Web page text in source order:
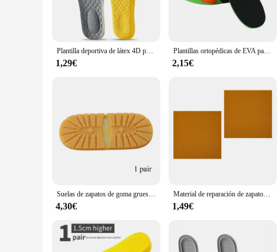
Plantilla deportiva de látex 4D para hombre y mujer, zapatillas de deporte, almohadillas para zapatos para verano, plantillas suaves y transpirables de alta elasticidad para correr, suela con cojín de aire
1,29€
Plantillas ortopédicas de EVA para pies, almohadilla para el pie del arco, tipo X/O, pie plano, plantillas cómodas elásticas con absorción de impacto
2,15€
Suelas de zapatos de goma gruesas para hombres, zapatos de negocios de cuero, antideslizantes, resistentes al desgaste, reparación de suela de repuesto DIY, almohadilla de alfombrilla
4,30€
Material de reparación de zapatos resistente al desgaste, reemplazo de suela de suelas DIY, accesorios de tacón alto, Protector de suela de goma antideslizante
1,49€